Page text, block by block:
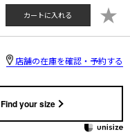
カートに入れる ★
店舗の在庫を確認・予約する
Find your size